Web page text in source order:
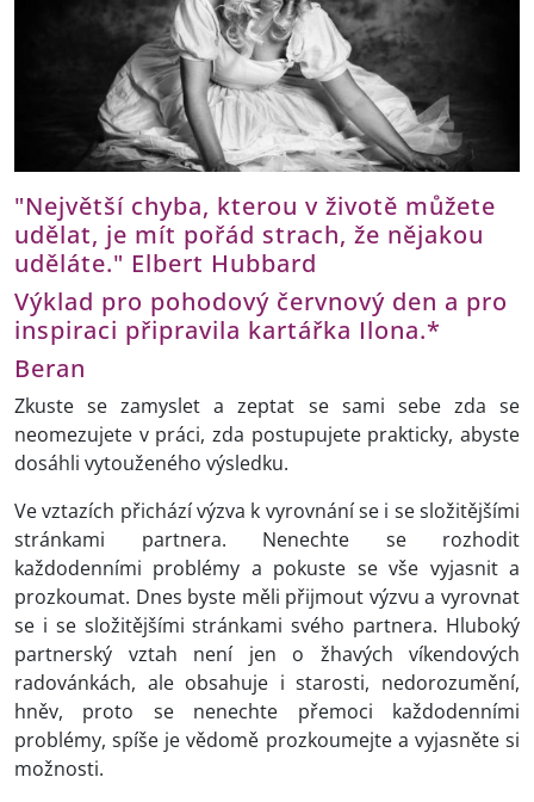
"Největší chyba, kterou v životě můžete
udělat, je mít pořád strach, že nějakou
uděláte." Elbert Hubbard
Výklad pro pohodový červnový den a pro
inspiraci připravila kartářka Ilona.*
Beran
Zkuste se zamyslet a zeptat se sami sebe zda se
neomezujete v práci, zda postupujete prakticky, abyste
dosáhli vytouženého výsledku.
Ve vztazích přichází výzva k vyrovnání se i se složitějšími
stránkami partnera. Nenechte se rozhodit
každodenními problémy a pokuste se vše vyjasnit a
prozkoumat. Dnes byste měli přijmout výzvu a vyrovnat
se i se složitějšími stránkami svého partnera. Hluboký
partnerský vztah není jen o žhavých víkendových
radovánkách, ale obsahuje i starosti, nedorozumění,
hněv, proto se nenechte přemoci každodenními
problémy, spíše je vědomě prozkoumejte a vyjasněte si
možnosti.